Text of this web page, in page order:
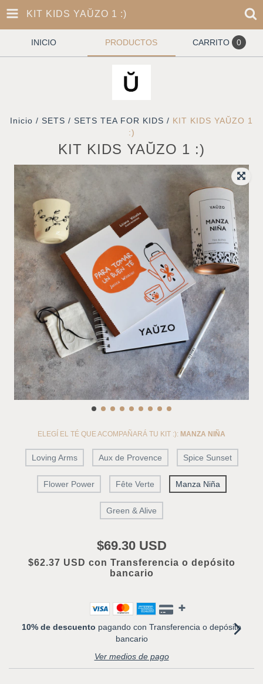
KIT KIDS YAŬZO 1 :)
INICIO PRODUCTOS CARRITO 0
Inicio / SETS / SETS TEA FOR KIDS / KIT KIDS YAŬZO 1
:)
KIT KIDS YAŬZO 1 :)
ELEGÍ EL TÉ QUE ACOMPAÑARÁ TU KIT :): MANZA NIÑA
Loving Arms Aux de Provence Spice Sunset
Flower Power Fête Verte Manza Niña
Green & Alive
$69.30 USD
$62.37 USD con Transferencia o depósito
bancario
10% de descuento pagando con Transferencia o depósito
bancario
Ver medios de pago